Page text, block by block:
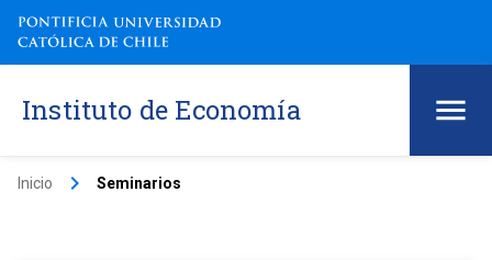
Instituto de Economía
Inicio keyboard_arrow_right Seminarios